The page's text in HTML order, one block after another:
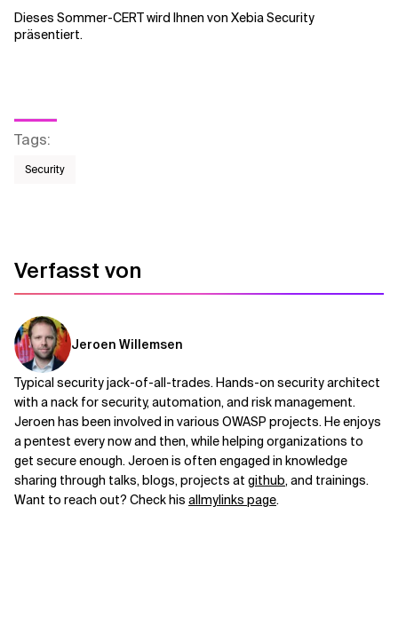
Dieses Sommer-CERT wird Ihnen von Xebia Security
präsentiert.
Tags:
Security
Verfasst von
Jeroen Willemsen
Typical security jack-of-all-trades. Hands-on security architect
with a nack for security, automation, and risk management.
Jeroen has been involved in various OWASP projects. He enjoys
a pentest every now and then, while helping organizations to
get secure enough. Jeroen is often engaged in knowledge
sharing through talks, blogs, projects at github, and trainings.
Want to reach out? Check his allmylinks page.